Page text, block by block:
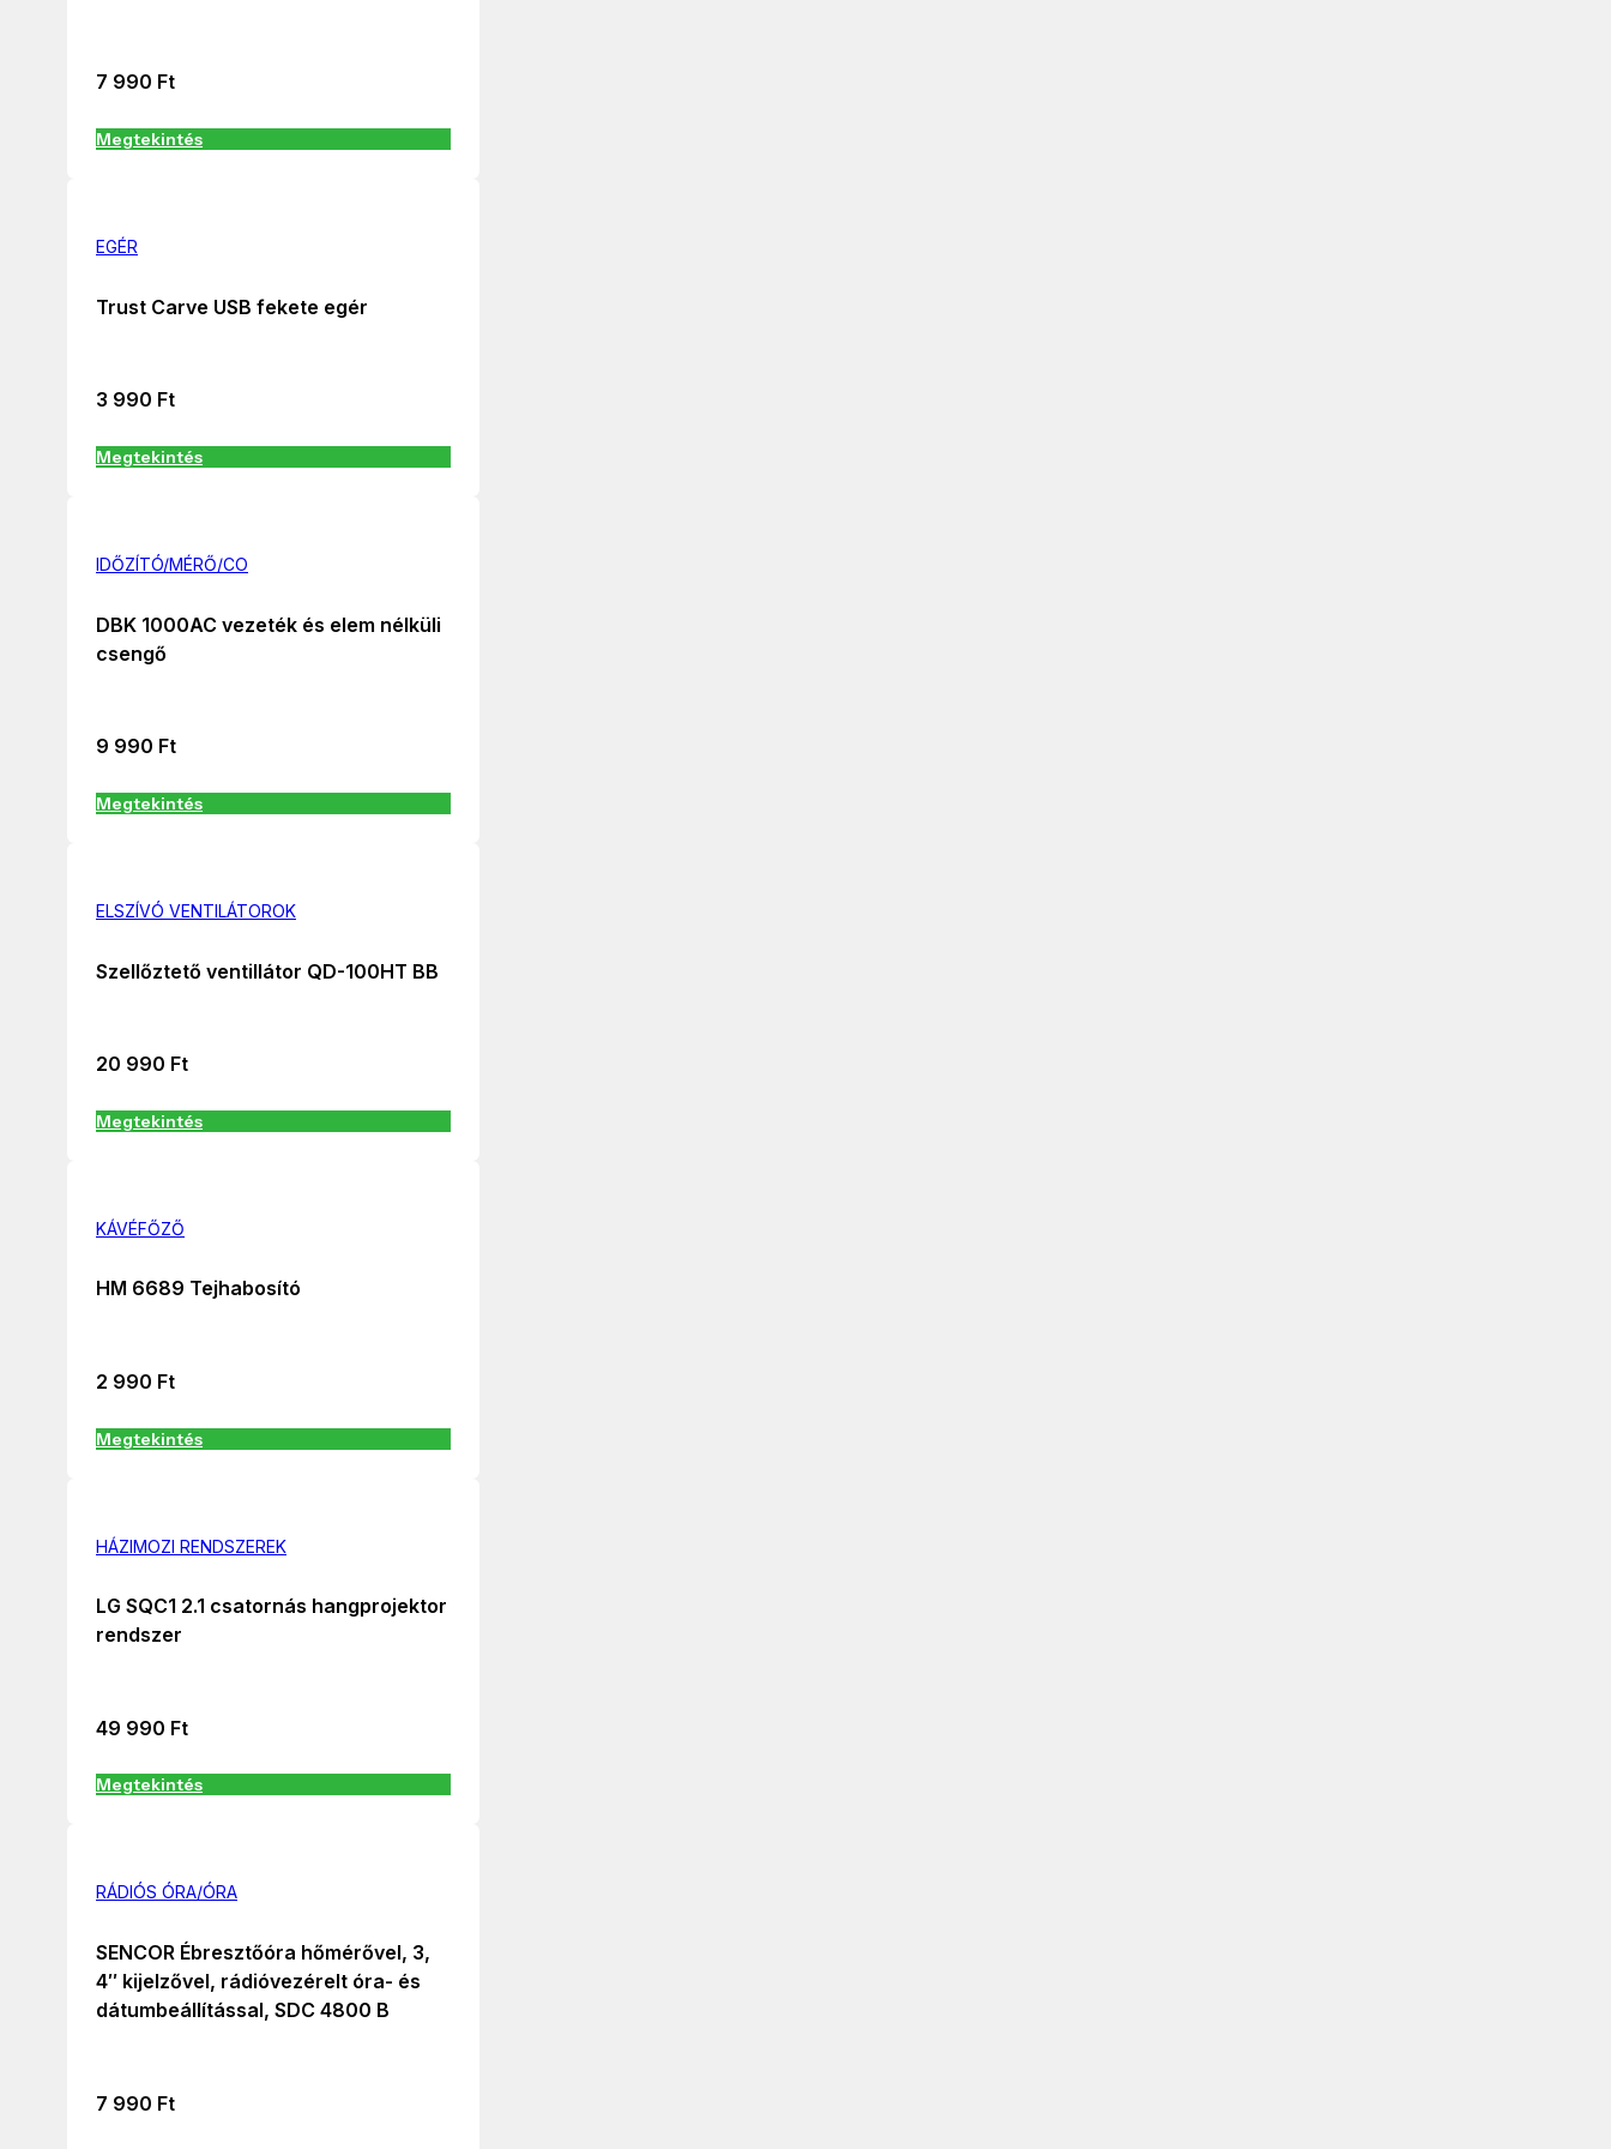
7 990 Ft
Megtekintés
EGÉR
Trust Carve USB fekete egér
3 990 Ft
Megtekintés
IDŐZÍTÓ/MÉRŐ/CO
DBK 1000AC vezeték és elem nélküli
csengő
9 990 Ft
Megtekintés
ELSZÍVÓ VENTILÁTOROK
Szellőztető ventillátor QD-100HT BB
20 990 Ft
Megtekintés
KÁVÉFŐZŐ
HM 6689 Tejhabosító
2 990 Ft
Megtekintés
HÁZIMOZI RENDSZEREK
LG SQC1 2.1 csatornás hangprojektor
rendszer
49 990 Ft
Megtekintés
RÁDIÓS ÓRA/ÓRA
SENCOR Ébresztőóra hőmérővel, 3,
4″ kijelzővel, rádióvezérelt óra- és
dátumbeállítással, SDC 4800 B
7 990 Ft